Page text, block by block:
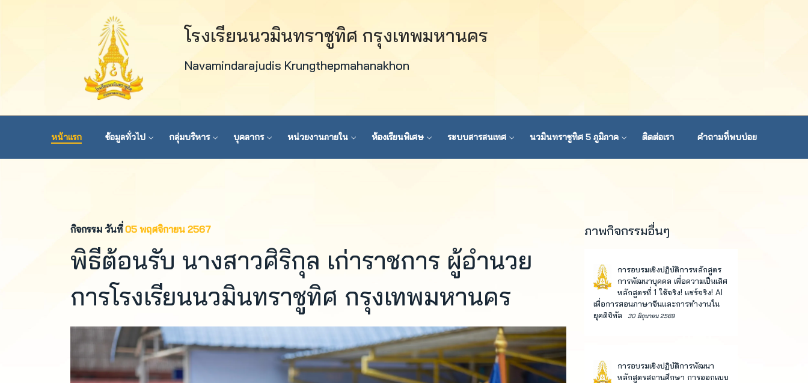
โรงเรียนนวมินทราชูทิศ กรุงเทพมหานคร
Navamindarajudis Krungthepmahanakhon
หน้าแรก ข้อมูลทั่วไป กลุ่มบริหาร บุคลากร หน่วยงานภายใน ห้องเรียนพิเศษ ระบบสารสนเทศ นวมินทราชูทิศ 5 ภูมิภาค ติดต่อเรา คำถามที่พบบ่อย
กิจกรรม วันที่05 พฤศจิกายน 2567
พิธีต้อนรับ นางสาวศิริกุล เก่าราชการ ผู้อำนวย
การโรงเรียนนวมินทราชูทิศ กรุงเทพมหานคร
ภาพกิจกรรมอื่นๆ
การอบรมเชิงปฏิบัติการหลักสูตร
การพัฒนาบุคคล เพื่อความเป็นเลิศ
หลักสูตรที่ 1 ใช้จริง! แชร์จริง! AI
เพื่อการสอนภาษาจีนและการทำงานใน
ยุคดิจิทัล
30 มิถุนายน 2569
การอบรมเชิงปฏิบัติการพัฒนา
หลักสูตรสถานศึกษา การออกแบบ